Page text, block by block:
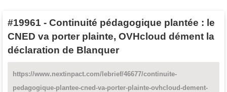
#19961 - Continuité pédagogique plantée : le
CNED va porter plainte, OVHcloud dément la
déclaration de Blanquer
https://www.nextinpact.com/lebrief/46677/continuite-
pedagogique-plantee-cned-va-porter-plainte-ovhcloud-dement-